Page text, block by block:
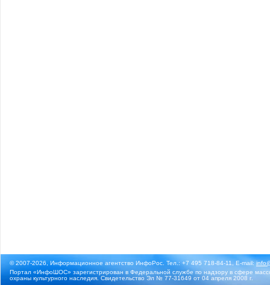
© 2007-2026, Информационное агентство ИнфоРос. Тел.: +7 495 718-84-11, E-mail:
Портал «ИнфоШОС» зарегистрирован в Федеральной службе по надзору в сфере
охраны культурного наследия. Свидетельство Эл № 77-31649 от 04 апреля 2008 г.